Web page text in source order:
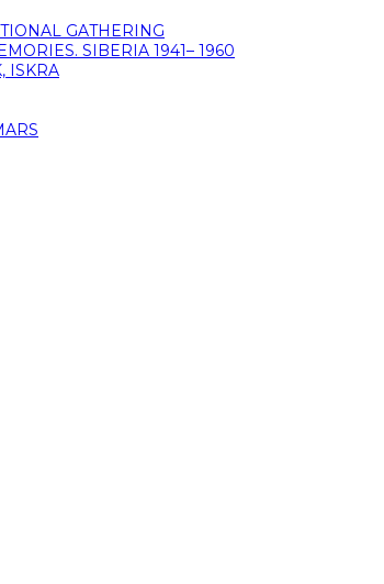
GATHERING
SIBERIA 1941– 1960
ISKRA